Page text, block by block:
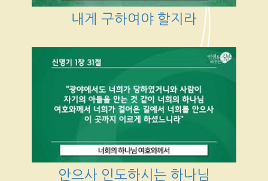
내게 구하여야 할지라
안으사 인도하시는 하나님